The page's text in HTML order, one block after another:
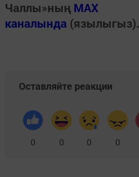
Чаллы»ның MAX
каналында (язылыгыз).
Оставляйте реакции
0 0 0 0